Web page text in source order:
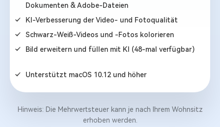
Dokumenten & Adobe-Dateien
KI-Verbesserung der Video- und Fotoqualität
Schwarz-Weiß-Videos und -Fotos kolorieren
Bild erweitern und füllen mit KI (48-mal verfügbar)
Unterstützt macOS 10.12 und höher
Hinweis: Die Mehrwertsteuer kann je nach Ihrem Wohnsitz
erhoben werden.